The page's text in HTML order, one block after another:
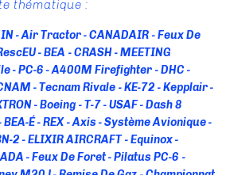
thématique :
Air Tractor CANADAIR
Feux De
BEA CRASH
MEETING
PC-6 A400M Firefighter
DHC
Tecnam Rivale KE-72
Kepplair
Boeing T-7 USAF
Dash 8
BEA-É REX Axis
Système Avionique
2 ELIXIR AIRCRAFT
Equinox
Feux De Foret
Pilatus PC-6